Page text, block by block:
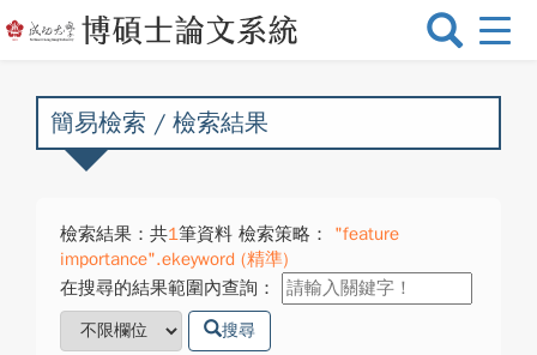
選
換
簡易檢索 / 檢索結果
檢索結果：共1筆資料 檢索策略：
"feature
importance".ekeyword (精準)
在搜尋的結果範圍內查詢：
搜尋